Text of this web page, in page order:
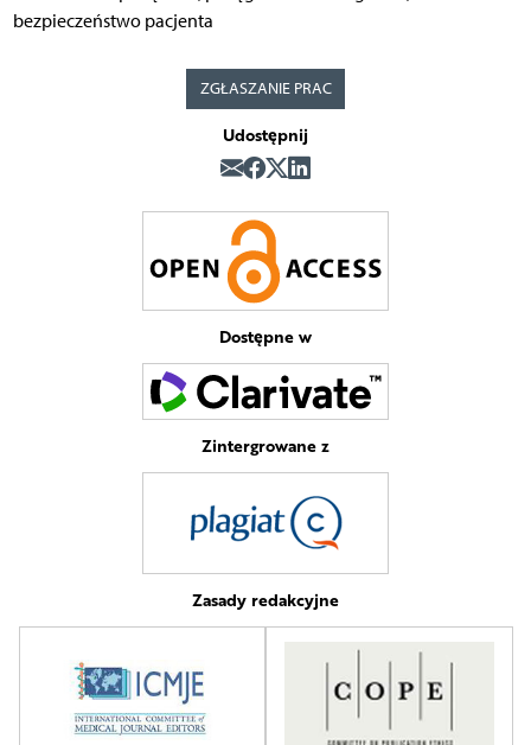
bezpieczeństwo pacjenta
ZGŁASZANIE PRAC
Udostępnij
Dostępne w
Zintergrowane z
Zasady redakcyjne